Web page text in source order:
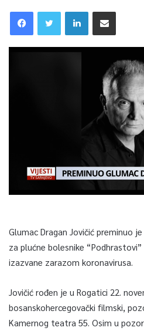
Glumac Dragan Jovičić preminuo
za plućne bolesnike
izazvane zarazom koronavirusa.
Jovičić rođen je u Rogatici 22.
bosanskohercegovački filmski,
Kamernog teatra 55. Osim u